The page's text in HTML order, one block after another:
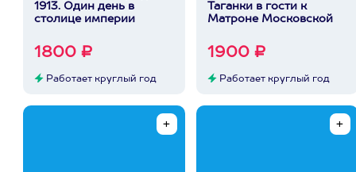
1913. Один день в
столице империи
1800 ₽
Работает круглый год
Таганки в гости к
Матроне Московской
1900 ₽
Работает круглый год